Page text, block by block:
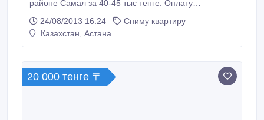
районе Самал за 40-45 тыс тенге. Оплату
24/08/2013 16:24
Сниму квартиру
Казахстан, Астана
20 000 тенге 〒